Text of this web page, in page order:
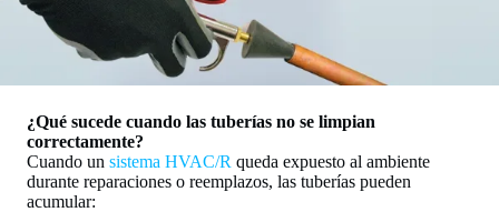
¿Qué sucede cuando las tuberías no se limpian
correctamente?
Cuando un sistema HVAC/R queda expuesto al ambiente
durante reparaciones o reemplazos, las tuberías pueden
acumular: